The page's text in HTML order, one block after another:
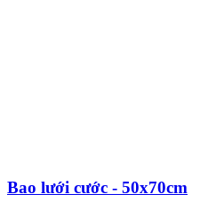
Bao lưới cước - 50x70cm